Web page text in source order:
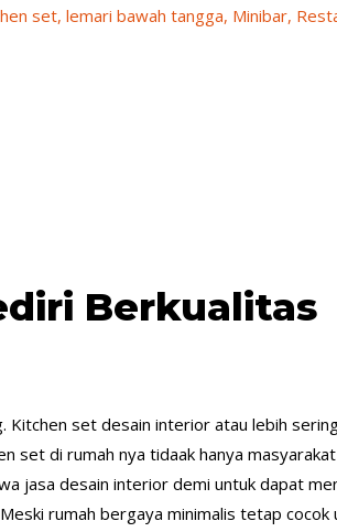
set,lemari bawah tangga, Minibar,
Berkualitas
Kitchen set desain interior atau lebih
set di rumah nya tidaak hanya
jasa desain interior demi untuk dapat
rumah bergaya minimalis tetap cocok